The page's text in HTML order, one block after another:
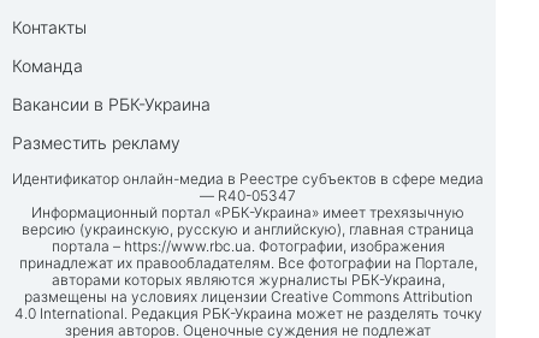
Контакты
Команда
Вакансии в РБК-Украина
Разместить рекламу
Идентификатор онлайн-медиа в Реестре субъектов в сфере медиа
— R40-05347
Информационный портал «РБК-Украина» имеет трехязычную
версию (украинскую, русскую и английскую), главная страница
портала – https://www.rbc.ua . Фотографии, изображения
принадлежат их правообладателям. Все фотографии на Портале,
авторами которых являются журналисты РБК-Украина,
размещены на условиях лицензии Creative Commons Attribution
4.0 International. Редакция РБК-Украина может не разделять точку
зрения авторов. Оценочные суждения не подлежат